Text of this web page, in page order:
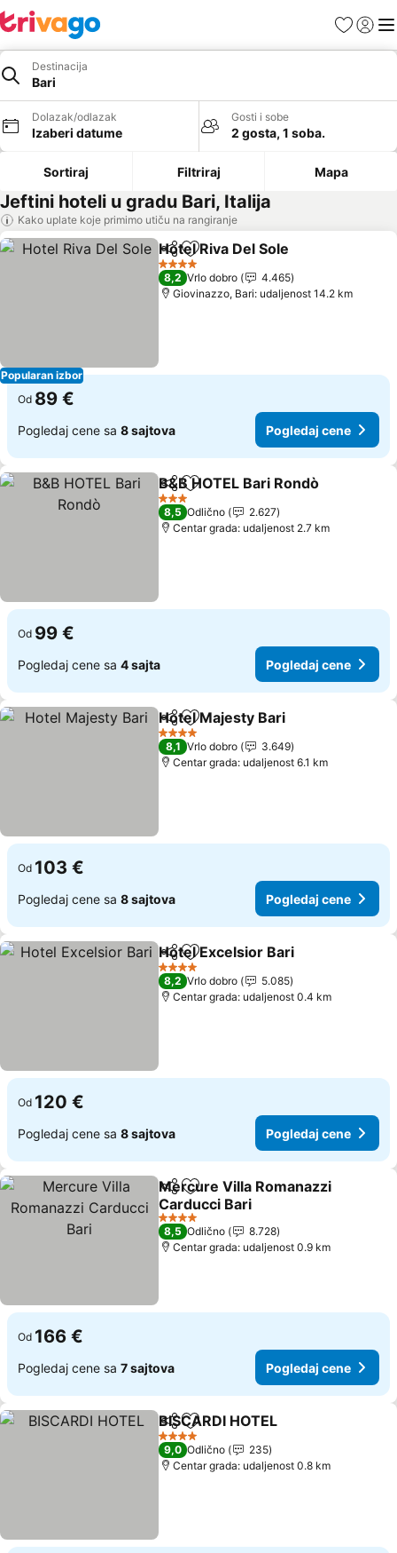
FavoritiPrijavi
Destinacija
Bari
Dolazak/odlazak
Izaberi datume
Gosti i sobe
2 gosta, 1 soba.
Sortiraj Filtriraj Mapa
Jeftini hoteli u gradu Bari, Italija
Kako uplate koje primimo utiču na rangiranje
Popularan izbor
Deli Dodati u favorite
Hotel Riva Del Sole
4 Zvezdice
8,2 Vrlo dobro
4.465
Giovinazzo, Bari: udaljenost 14.2 km
Od 89 €
Pogledaj cene sa 8 sajtova Pogledaj cene
Deli Dodati u favorite
B&B HOTEL Bari Rondò
3 Zvezdice
8,5 Odlično
2.627
Centar grada: udaljenost 2.7 km
Od 99 €
Pogledaj cene sa 4 sajta Pogledaj cene
Deli Dodati u favorite
Hotel Majesty Bari
4 Zvezdice
8,1 Vrlo dobro
3.649
Centar grada: udaljenost 6.1 km
Od 103 €
Pogledaj cene sa 8 sajtova Pogledaj cene
Deli Dodati u favorite
Hotel Excelsior Bari
4 Zvezdice
8,2 Vrlo dobro
5.085
Centar grada: udaljenost 0.4 km
Od 120 €
Pogledaj cene sa 8 sajtova Pogledaj cene
Deli Dodati u favorite
Mercure Villa Romanazzi
Carducci Bari
Pogledaj cene
4 Zvezdice
8,5 Odlično
8.728
Centar grada: udaljenost 0.9 km
Od 166 €
Pogledaj cene sa 7 sajtova Pogledaj cene
Deli Dodati u favorite
BISCARDI HOTEL
4 Zvezdice
9,0 Odlično
235
Centar grada: udaljenost 0.8 km